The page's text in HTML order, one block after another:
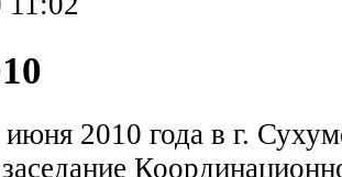
2010 года в г.